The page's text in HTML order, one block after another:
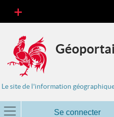
Le site de l'information
Se connecter